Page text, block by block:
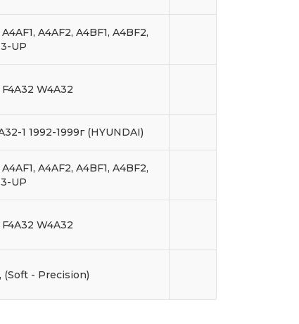
A4AF2, A4BF1, A4BF2,
UP
W4A32
1 1992-1999г (HYUNDAI)
A4AF2, A4BF1, A4BF2,
UP
W4A32
(Soft - Precision)